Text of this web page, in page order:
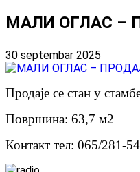
МАЛИ ОГЛАС –
30 septembar 2025
Продаје се стан у
Површина: 63,7 м2
Контакт тел: 065/281-